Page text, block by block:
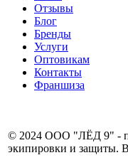
Отзывы
Блог
Бренды
Услуги
Оптовикам
Контакты
Франшиза
© 2024 ООО "ЛЁД 9" -
экипировки и защиты.